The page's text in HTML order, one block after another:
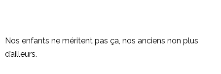
Nos enfants ne méritent pas ça, nos anciens non plus
d’ailleurs.